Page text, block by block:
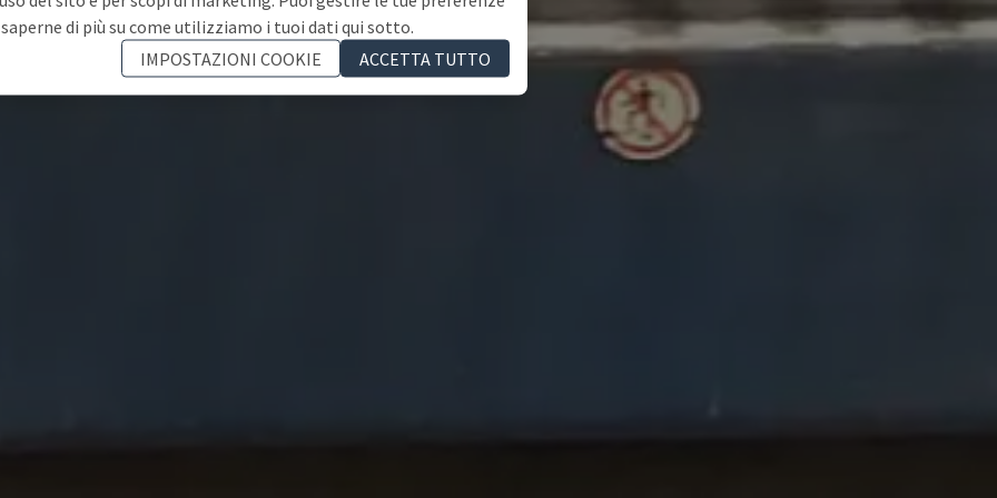
di più su come utilizziamo i tuoi dati qui sotto.
IMPOSTAZIONI COOKIE
ACCETTA TUTTO